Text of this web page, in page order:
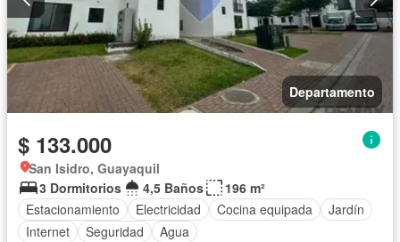
Departamento
$ 133.000
San Isidro, Guayaquil
3 Dormitorios
4,5 Baños
196 m²
Estacionamiento
Electricidad Cocina equipada
Jardín
Internet
Seguridad Agua